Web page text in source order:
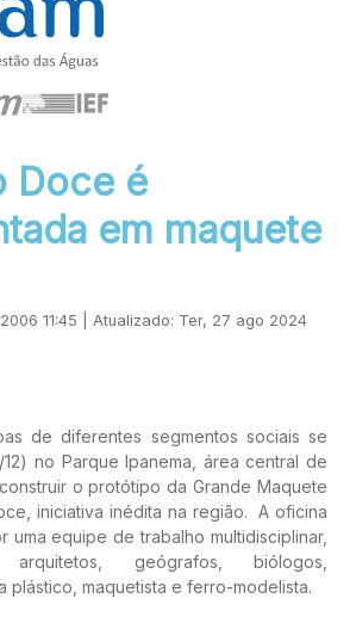
Doce é
em maquete
11:45 | Atualizado: Ter, 27 ago 2024
de diferentes segmentos sociais se
12) no Parque Ipanema, área central de
o protótipo da Grande Maquete
iniciativa inédita na região. A oficina
equipe de trabalho multidisciplinar,
geógrafos, biólogos,
plástico, maquetista e ferro-modelista.